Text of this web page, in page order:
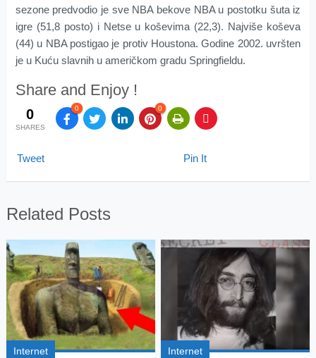
sezone predvodio je sve NBA bekove NBA u postotku šuta iz
igre (51,8 posto) i Netse u koševima (22,3). Najviše koševa
(44) u NBA postigao je protiv Houstona. Godine 2002. uvršten
je u Kuću slavnih u američkom gradu Springfieldu.
Share and Enjoy !
0
SHARES
0 0
Tweet Pin It
Related Posts
Internet Internet